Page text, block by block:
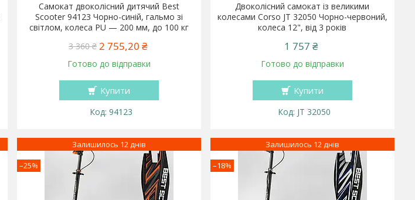
Самокат двоколісний дитячий Best
Scooter 94123 Чорно-синій, гальмо зі
світлом, колеса PU — 200 мм, до 100 кг
3 360 ₴ 2 755,20 ₴
Готово до відправки
Купити
94123
Двоколісний самокат із великими
колесами Corso JT 32050 Чорно-червоний,
колеса 12", від 3 років
1 757 ₴
Готово до відправки
Купити
JT 32050
–25%
Залишилось 12 днів
–18%
Залишилось 12 днів